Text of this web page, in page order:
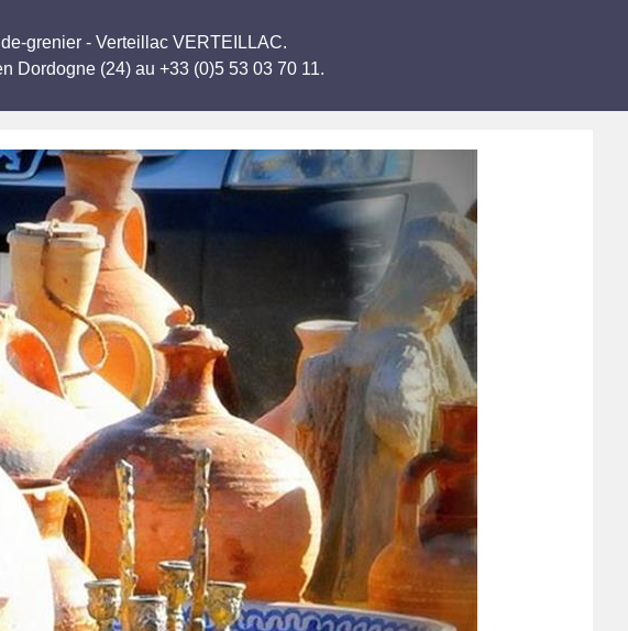
grenier - Verteillac VERTEILLAC.
Dordogne (24) au +33 (0)5 53 03 70 11.